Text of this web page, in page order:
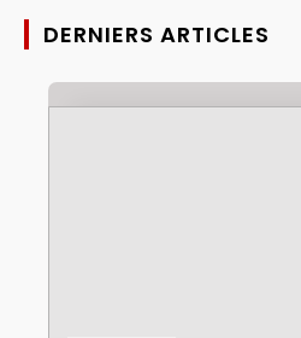
DERNIERS ARTICLES